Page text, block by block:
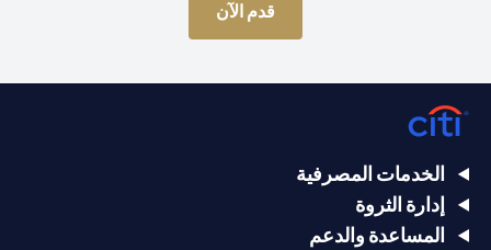
قدم الآن
الخدمات المصرفية
إدارة الثروة
المساعدة والدعم